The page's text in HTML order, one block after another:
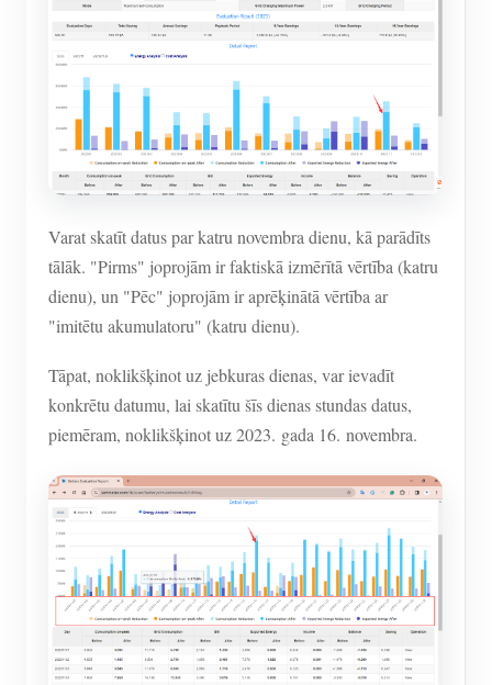
Varat skatīt datus par katru novembra dienu, kā parādīts
tālāk. "Pirms" joprojām ir faktiskā izmērītā vērtība (katru
dienu), un "Pēc" joprojām ir aprēķinātā vērtība ar
"imitētu akumulatoru" (katru dienu).
Tāpat, noklikšķinot uz jebkuras dienas, var ievadīt
konkrētu datumu, lai skatītu šīs dienas stundas datus,
piemēram, noklikšķinot uz 2023. gada 16. novembra.